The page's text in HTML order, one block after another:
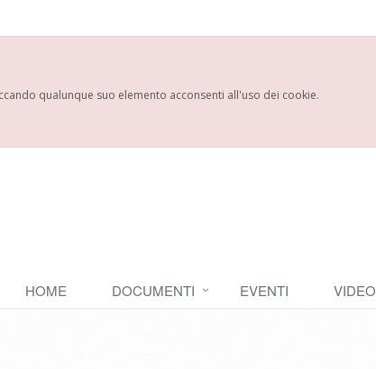
qualunque suo elemento acconsenti all'uso dei cookie.
HOME DOCUMENTI EVENTI VIDEO